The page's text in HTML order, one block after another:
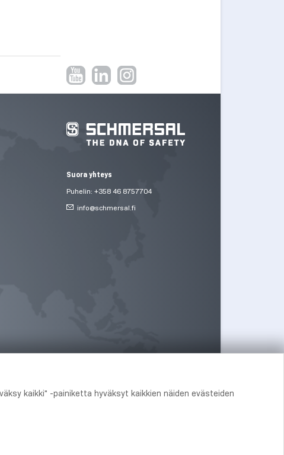
Suora yhteys
Puhelin: +358 46 8757704
info@schmersal.fi
kaikki" -painiketta hyväksyt kaikkien näiden evästeiden